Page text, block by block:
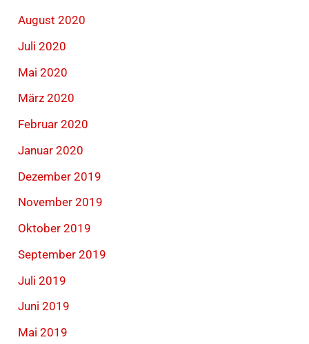
August 2020
Juli 2020
Mai 2020
März 2020
Februar 2020
Januar 2020
Dezember 2019
November 2019
Oktober 2019
September 2019
Juli 2019
Juni 2019
Mai 2019